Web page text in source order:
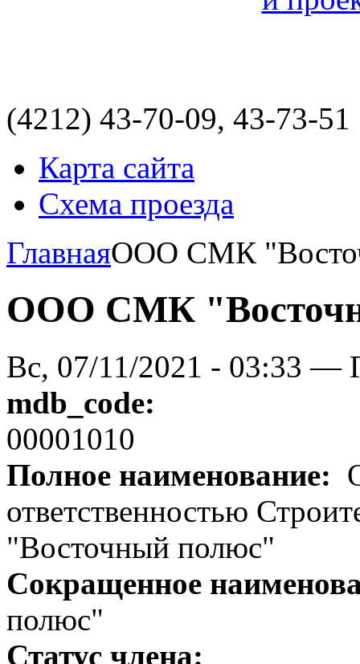
(4212) 43-70-09, 43-73-51
Карта сайта
Схема проезда
ГлавнаяООО СМК
ООО СМК
Вс, 07/11/2021 - 03:33 —
mdb_code:
00001010
Полное наименование:
ответственностью
"Восточный полюс"
Сокращенное
полюс"
Статус члена: